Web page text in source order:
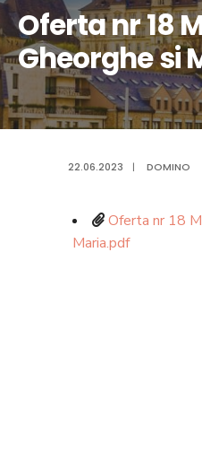
Oferta nr 18
Gheorghe si
22.06.2023 | DOMINO
Oferta nr 18
Maria.pdf